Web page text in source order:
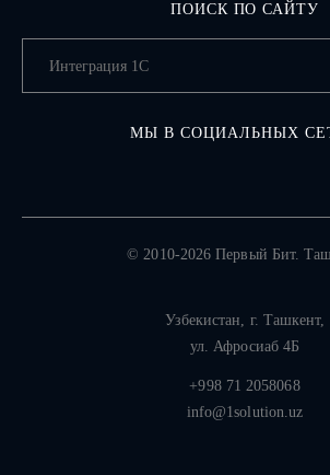
ПОИСК ПО САЙТУ
МЫ В СОЦИАЛЬНЫХ
© 2010-2026 Первый Бит.
Узбекистан, г. Ташкент,
ул. Афросиаб 4Б
+998 71 2058068
info@1solution.uz